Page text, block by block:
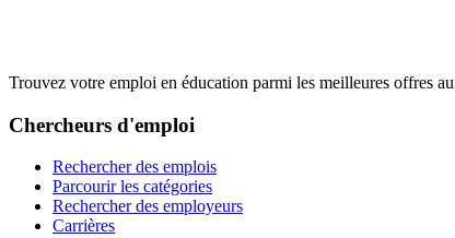
Trouvez votre emploi en éducation parmi les meilleures offres
Chercheurs d'emploi
Rechercher des emplois
Parcourir les catégories
Rechercher des employeurs
Carrières